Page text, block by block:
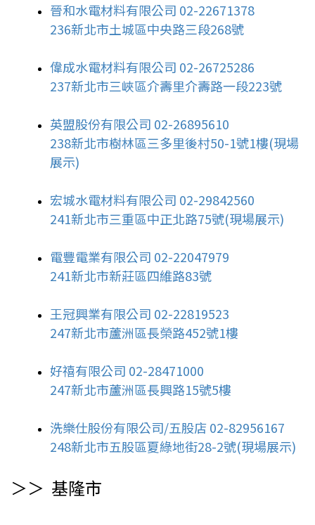
晉和水電材料有限公司 02-22671378
236新北市土城區中央路三段268號
偉成水電材料有限公司 02-26725286
237新北市三峽區介壽里介壽路一段223號
英盟股份有限公司 02-26895610
238新北市樹林區三多里後村50-1號1樓(現場
展示)
宏城水電材料有限公司 02-29842560
241新北市三重區中正北路75號(現場展示)
電豐電業有限公司 02-22047979
241新北市新莊區四維路83號
王冠興業有限公司 02-22819523
247新北市蘆洲區長榮路452號1樓
好禧有限公司 02-28471000
247新北市蘆洲區長興路15號5樓
洗樂仕股份有限公司/五股店 02-82956167
248新北市五股區夏綠地街28-2號(現場展示)
＞＞ 基隆市